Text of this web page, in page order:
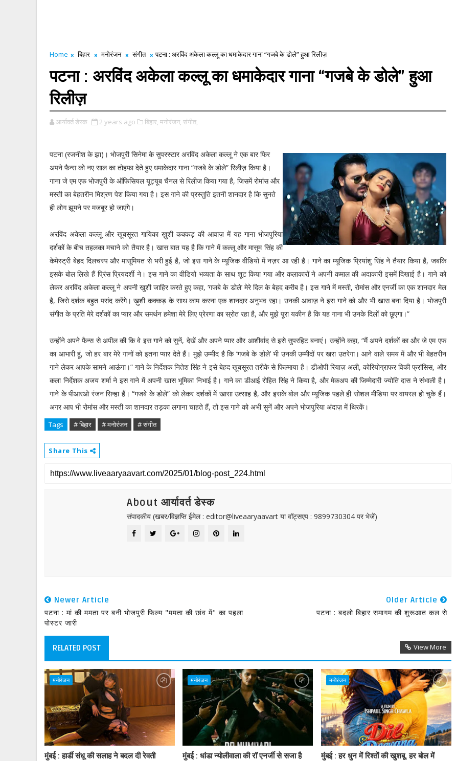
Home बिहार मनोरंजन संगीत पटना : अरविंद अकेला कल्लू का धमाकेदार गाना “गजबे के डोले” हुआ रिलीज़
पटना : अरविंद अकेला कल्लू का धमाकेदार गाना “गजबे के डोले” हुआ
रिलीज़
आर्यावर्त डेस्क 2 years ago बिहार, मनोरंजन, संगीत,
पटना (रजनीश के झा)। भोजपुरी सिनेमा के सुपरस्टार अरविंद अकेला कल्लू ने एक बार फिर
अपने फैन्स को नए साल का तोहफा देते हुए धमाकेदार गाना “गजबे के डोले” रिलीज़ किया है।
गाना जे एम एफ भोजपुरी के ऑफिसियल यूट्यूब चैनल से रिलीज किया गया है, जिसमें रोमांस और
मस्ती का बेहतरीन मिश्रण पेश किया गया है। इस गाने की प्रस्तुति इतनी शानदार है कि सुनते
ही लोग झूमने पर मजबूर हो जाएंगे।
अरविंद अकेला कल्लू और खूबसूरत गायिका ख़ुशी कक्कड़ की आवाज़ में यह गाना भोजपुरिया
दर्शकों के बीच तहलका मचाने को तैयार है। खास बात यह है कि गाने में कल्लू और मासूम सिंह की
केमेस्ट्री बेहद दिलचस्प और मासूमियत से भरी हुई है, जो इस गाने के म्यूजिक वीडियो में नज़र आ रही है। गाने का म्यूजिक प्रियांशु सिंह ने तैयार किया है, जबकि
इसके बोल लिखे हैं प्रिंस प्रियदर्शी ने। इस गाने का वीडियो भव्यता के साथ शूट किया गया और कलाकारों ने अपनी कमाल की अदाकारी इसमें दिखाई है। गाने को
लेकर अरविंद अकेला कल्लू ने अपनी खुशी जाहिर करते हुए कहा, ‘गजबे के डोले’ मेरे दिल के बेहद करीब है। इस गाने में मस्ती, रोमांस और एनर्जी का एक शानदार मेल
है, जिसे दर्शक बहुत पसंद करेंगे। ख़ुशी कक्कड़ के साथ काम करना एक शानदार अनुभव रहा। उनकी आवाज़ ने इस गाने को और भी खास बना दिया है। भोजपुरी
संगीत के प्रति मेरे दर्शकों का प्यार और समर्थन हमेशा मेरे लिए प्रेरणा का स्रोत रहा है, और मुझे पूरा यकीन है कि यह गाना भी उनके दिलों को छूएगा।”
उन्होंने अपने फैन्स से अपील की कि वे इस गाने को सुनें, देखें और अपने प्यार और आशीर्वाद से इसे सुपरहिट बनाएं। उन्होंने कहा, “मैं अपने दर्शकों का और जे एम एफ
का आभारी हूं, जो हर बार मेरे गानों को इतना प्यार देते हैं। मुझे उम्मीद है कि ‘गजबे के डोले’ भी उनकी उम्मीदों पर खरा उतरेगा। आने वाले समय में और भी बेहतरीन
गाने लेकर आपके सामने आऊंगा।” गाने के निर्देशक नितेश सिंह ने इसे बेहद खूबसूरत तरीके से फिल्माया है। डीओपी रियाज़ अली, कोरियोग्राफर विकी फ्रांसिस, और
कला निर्देशक अजय शर्मा ने इस गाने में अपनी खास भूमिका निभाई है। गाने का डीआई रोहित सिंह ने किया है, और मेकअप की जिम्मेदारी ज्योति दास ने संभाली है।
गाने के पीआरओ रंजन सिन्हा हैं। “गजबे के डोले” को लेकर दर्शकों में खासा उत्साह है, और इसके बोल और म्यूजिक पहले ही सोशल मीडिया पर वायरल हो चुके हैं।
अगर आप भी रोमांस और मस्ती का शानदार तड़का लगाना चाहते हैं, तो इस गाने को अभी सुनें और अपने भोजपुरिया अंदाज़ में थिरकें।
Tags # बिहार # मनोरंजन # संगीत
Share This
About आर्यावर्त डेस्क
संपादकीय (खबर/विज्ञप्ति ईमेल : editor@liveaaryaavart या वॉट्सएप : 9899730304 पर भेजें)
Newer Article
पटना : मां की ममता पर बनी भोजपुरी फिल्म "ममता की छांव में" का पहला
पोस्टर जारी
Older Article
पटना : बदलो बिहार समागम की शुरूआत कल से
RELATED POST View More
मनोरंजन
मुंबई : हार्डी संधू की सलाह ने बदल दी रेवती
मनोरंजन
मुंबई : धांडा न्योलीवाला की रॉ एनर्जी से सजा है
मनोरंजन
मुंबई : हर धुन में रिश्तों की खुशबू, हर बोल में